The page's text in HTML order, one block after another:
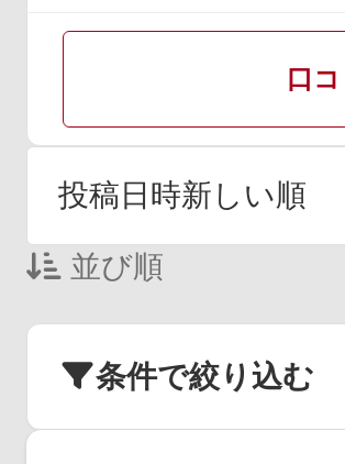
口
並び順
条件で絞り込む